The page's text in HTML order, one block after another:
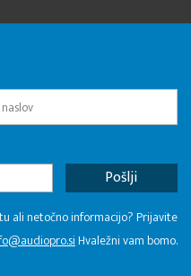
ali netočno informacijo? Prijavite
Hvaležni vam bomo.